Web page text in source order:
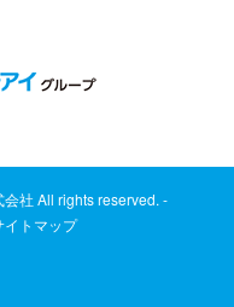
社 All rights reserved. -
イトマップ